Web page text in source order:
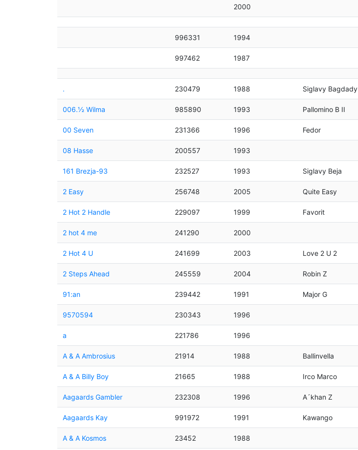
2000
996331 1994
997462 1987
. 230479 1988 Siglavy Bagdady
006.½ Wilma 985890 1993 Pallomino B II
00 Seven 231366 1996 Fedor
08 Hasse 200557 1993
161 Brezja-93 232527 1993 Siglavy Beja
2 Easy 256748 2005 Quite Easy
2 Hot 2 Handle 229097 1999 Favorit
2 hot 4 me 241290 2000
2 Hot 4 U 241699 2003 Love 2 U 2
2 Steps Ahead 245559 2004 Robin Z
91:an 239442 1991 Major G
9570594 230343 1996
a 221786 1996
A & A Ambrosius 21914 1988 Ballinvella
A & A Billy Boy 21665 1988 Irco Marco
Aagaards Gambler 232308 1996 A´khan Z
Aagaards Kay 991972 1991 Kawango
A & A Kosmos 23452 1988